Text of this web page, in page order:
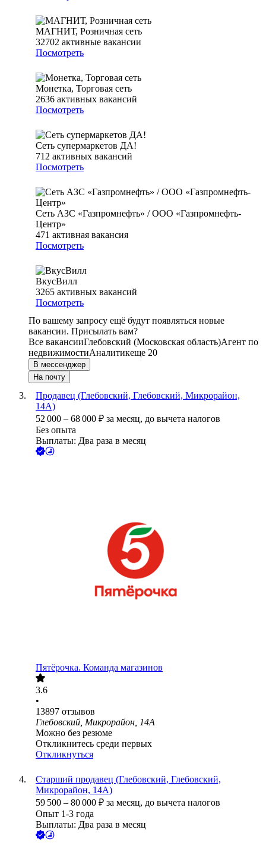
МАГНИТ, Розничная сеть
32702 активные вакансии
Посмотреть
Монетка, Торговая сеть
2636 активных вакансий
Посмотреть
Сеть супермаркетов ДА!
712 активных вакансий
Посмотреть
Сеть АЗС «Газпромнефть» / ООО «Газпромнефть-
Центр»
471 активная вакансия
Посмотреть
ВкусВилл
3265 активных вакансий
Посмотреть
По вашему запросу ещё будут появляться новые
вакансии. Присылать вам?
Все вакансииГлебовский (Московская область)Агент по
недвижимостиАналитикеще 20
В мессенджер
На почту
Продавец (Глебовский, Глебовский, Микрорайон,
14А)
52 000 – 68 000 ₽ за месяц, до вычета налогов
Без опыта
Выплаты: Два раза в месяц
Пятёрочка. Команда магазинов
3.6
•
13897 отзывов
Глебовский, Микрорайон, 14А
Можно без резюме
Откликнитесь среди первых
Откликнуться
Старший продавец (Глебовский, Глебовский,
Микрорайон, 14А)
59 500 – 80 000 ₽ за месяц, до вычета налогов
Опыт 1-3 года
Выплаты: Два раза в месяц